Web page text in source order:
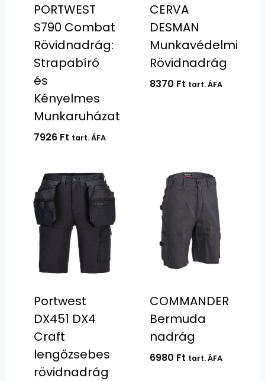
PORTWEST
S790 Combat
Rövidnadrág:
Strapabíró
és
Kényelmes
Munkaruházat
7926 Ft tart. ÁFA
CERVA
DESMAN
Munkavédelmi
Rövidnadrág
8370 Ft tart. ÁFA
Portwest
DX451 DX4
Craft
lengőzsebes
rövidnadrág
COMMANDER
Bermuda
nadrág
6980 Ft tart. ÁFA